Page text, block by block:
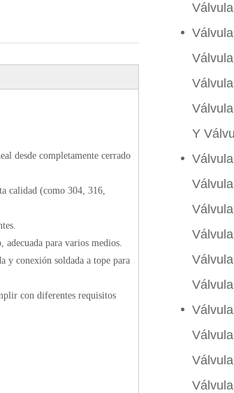
desde completamente cerrado
calidad (como 304, 316,
para varios medios.
y conexión soldada a tope para
con diferentes requisitos